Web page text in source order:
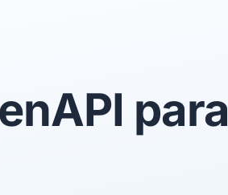
para